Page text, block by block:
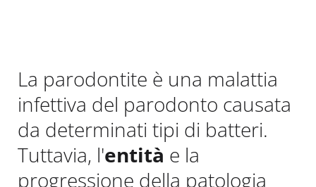
La parodontite è una malattia
infettiva del parodonto causata
da determinati tipi di batteri.
Tuttavia, l'entità e la
progressione della patologia